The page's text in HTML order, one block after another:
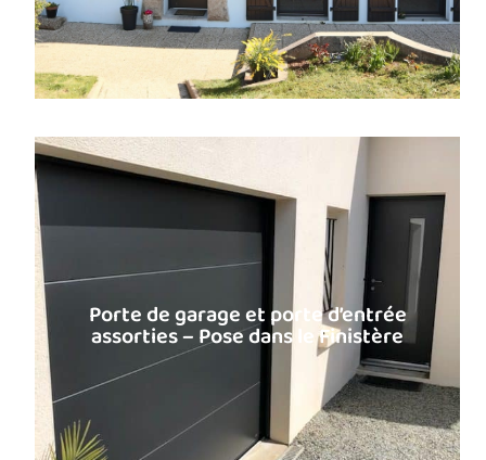
Porte de garage et porte d’entrée
assorties – Pose dans le Finistère